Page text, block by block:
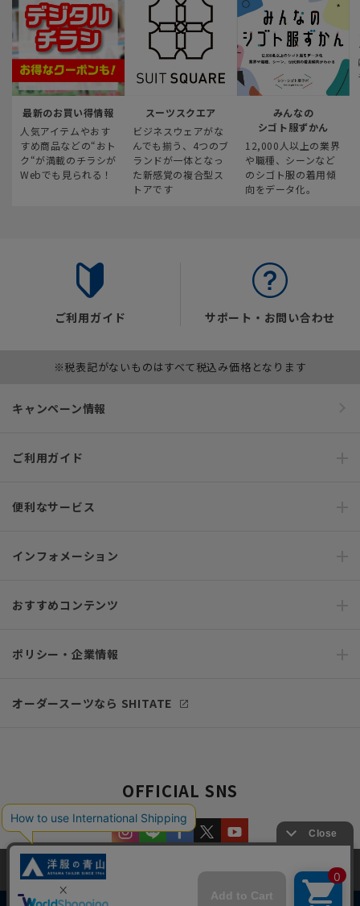
最新のお買い得情報
人気アイテムやおす
すめ商品などの“おト
ク“が満載のチラシが
Webでも見られる！
スーツスクエア
ビジネスウェアがな
んでも揃う、4つのブ
ランドが一体となっ
た新感覚の複合型ス
トアです
みんなの
シゴト服ずかん
12,000人以上の業界
や職種、シーンなど
のシゴト服の着用傾
向をデータ化。
ご利用ガイド サポート・お問い合わせ
※税表記がないものはすべて税込み価格となります
キャンペーン情報
ご利用ガイド
便利なサービス
インフォメーション
おすすめコンテンツ
ポリシー・企業情報
オーダースーツなら SHITATE
OFFICIAL SNS
当サイトでは、快適な閲覧体験とコンテンツ改善のためにCookieを使用